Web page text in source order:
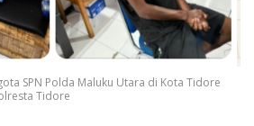
SPN Polda Maluku Utara di Kota Tidore
Tidore